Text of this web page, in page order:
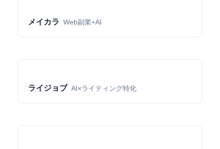
メイカラ Web副業+AI
ライジョブ AI×ライティング特化